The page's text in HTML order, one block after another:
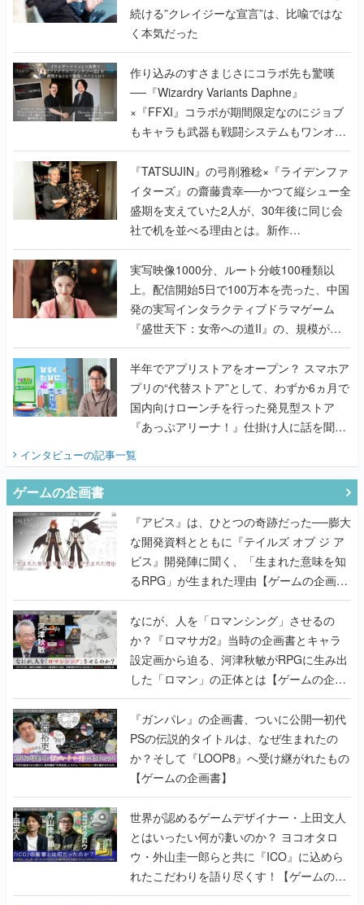
作り込みのすさまじさにコラボ先も驚嘆
──『Wizardry Variants Daphne』
×『FFXI』コラボが期間限定なのにジョブ
もキャラも武器も戦闘システムもワンオフ
で作り込まれた理由を両ディレクターに聞
く
『TATSUJIN』の弓削雅稔×『ライデンファ
イターズ』の齋藤貴幸──かつて縦シュー全
盛期を支えていた2人が、30年後に同じ会
社で机を並べる理由とは。新作
『TATSUJIN EXTREME』で初タッグを組
んだレジェンド2人に訊く開発秘話
実写映像1000分、ルート分岐100種類以
上。配信開始5日で100万本を売った、中国
発の実写インタラクティブドラマゲーム
『盛世天下：女帝への道II』の、規模が違
うこだわりをプロデューサーに聞いた
半年でアプリストアをオープン？ スマホア
プリの“代替ストア”として、わずか6ヵ月で
国内向けローンチを行った発見型ストア
『あっぷアリーナ！』仕掛け人に話を聞い
てみた
インタビューの記事一覧
『アビス』は、ひとつの奇跡だった──膨大
な開発資料とともに『テイルズ オブ ジ ア
るRPG」が生まれた理由【ゲームの企画
書】
なにが、人を「ロマンシング」させるの
か？『ロマサガ2』当時の企画書とキャラ
設定画から迫る、河津秋敏がRPGに生み出
した「ロマン」の正体とは【ゲームの企画
書】
『ガンパレ』の企画書、ついに公開━初代
PSの伝説的タイトルは、なぜ生まれたの
か？そして『LOOP8』へ受け継がれたもの
【ゲームの企画書】
世界が認めるゲームデザイナー・上田文人
とはいったい何が凄いのか？ ヨコオタロ
ウ・外山圭一郎らと共に『ICO』に込めら
れたこだわりを語り尽くす！【ゲームの企
画書】
【ゲームの企画書】『ペルソナ3』を築き
上げたのは反骨心とリスペクトだった。赤
い企画書のもとに集った“愚連隊”がシリー